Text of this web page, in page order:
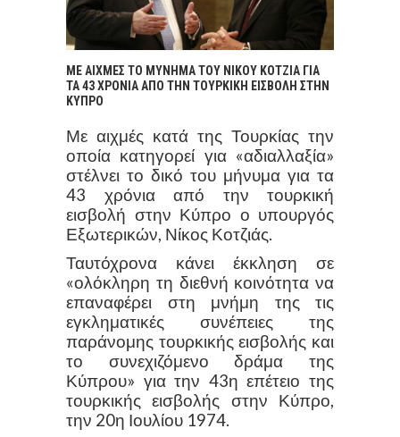
ΜΕ ΑΙΧΜΕΣ ΤΟ ΜΥΝΗΜΑ ΤΟΥ ΝΙΚΟΥ ΚΟΤΖΙΑ ΓΙΑ
ΤΑ 43 ΧΡΟΝΙΑ ΑΠΟ ΤΗΝ ΤΟΥΡΚΙΚΗ ΕΙΣΒΟΛΗ ΣΤΗΝ
ΚΥΠΡΟ
Με αιχμές κατά της Τουρκίας την
οποία κατηγορεί για «αδιαλλαξία»
στέλνει το δικό του μήνυμα για τα
43 χρόνια από την τουρκική
εισβολή στην Κύπρο ο υπουργός
Εξωτερικών, Νίκος Κοτζιάς.
Ταυτόχρονα κάνει έκκληση σε
«ολόκληρη τη διεθνή κοινότητα να
επαναφέρει στη μνήμη της τις
εγκληματικές συνέπειες της
παράνομης τουρκικής εισβολής και
το συνεχιζόμενο δράμα της
Κύπρου» για την 43η επέτειο της
τουρκικής εισβολής στην Κύπρο,
την 20η Ιουλίου 1974.